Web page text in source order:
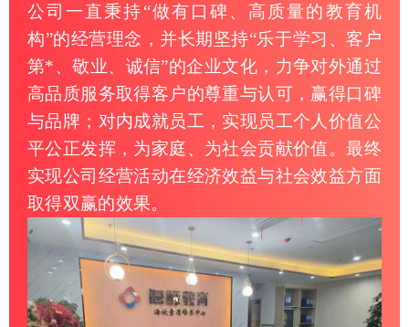
公司一直秉持“做有口碑、高质量的教育机
构”的经营理念，并长期坚持“乐于学习、客户
第*、敬业、诚信”的企业文化，力争对外通过
高品质服务取得客户的尊重与认可，赢得口碑
与品牌；对内成就员工，实现员工个人价值公
平公正发挥，为家庭、为社会贡献价值。最终
实现公司经营活动在经济效益与社会效益方面
取得双赢的效果。